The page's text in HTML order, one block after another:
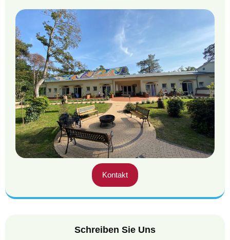
Kontakt
Schreiben Sie Uns